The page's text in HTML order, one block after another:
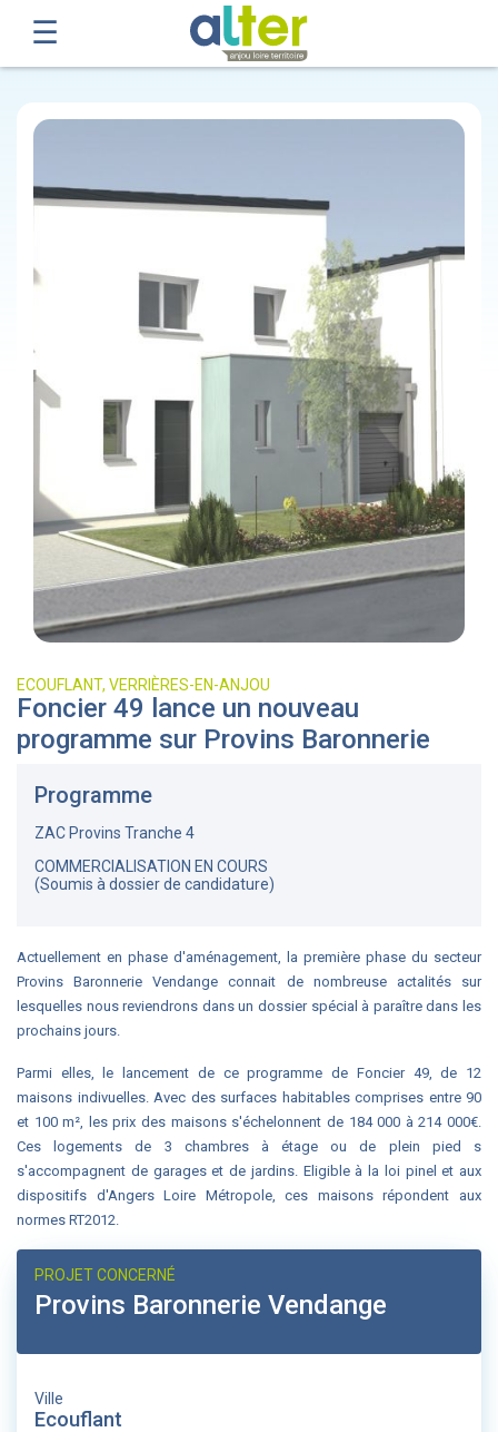
ECOUFLANT, VERRIÈRES-EN-ANJOU
Foncier 49 lance un nouveau
programme sur Provins Baronnerie
Programme
ZAC Provins Tranche 4
COMMERCIALISATION EN COURS
(Soumis à dossier de candidature)
Actuellement en phase d'aménagement, la première phase du secteur
Provins Baronnerie Vendange connait de nombreuse actalités sur
lesquelles nous reviendrons dans un dossier spécial à paraître dans les
prochains jours.
Parmi elles, le lancement de ce programme de Foncier 49, de 12
maisons indivuelles. Avec des surfaces habitables comprises entre 90
et 100 m², les prix des maisons s'échelonnent de 184 000 à 214 000€.
Ces logements de 3 chambres à étage ou de plein pied s
s'accompagnent de garages et de jardins. Eligible à la loi pinel et aux
dispositifs d'Angers Loire Métropole, ces maisons répondent aux
normes RT2012.
PROJET CONCERNÉ
Provins Baronnerie Vendange
Ville
Ecouflant